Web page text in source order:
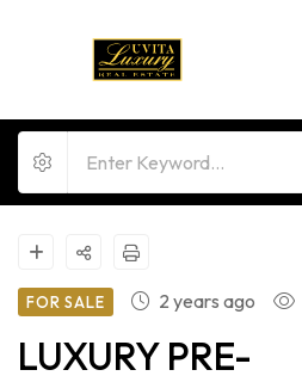
FOR SALE 2 years ago
LUXURY PRE-